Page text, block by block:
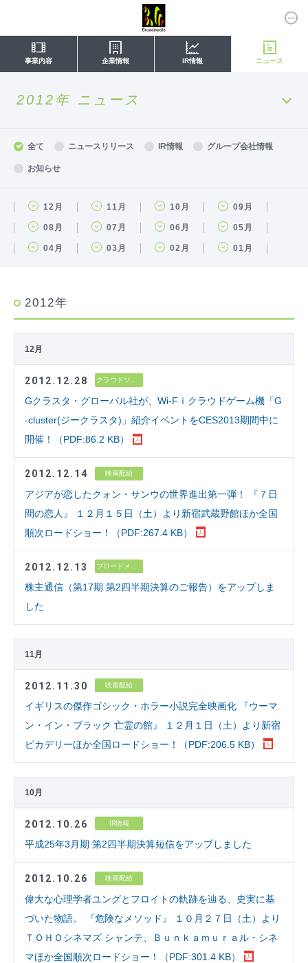
事業内容 企業情報 IR情報 ニュース
2012年 ニュース
全て ニュースリリース IR情報 グループ会社情報
お知らせ
12月 11月 10月 09月
08月 07月 06月 05月
04月 03月 02月 01月
2012年
12月
2012.12.28 クラウドソリューション
Gクラスタ・グローバル社が、Wi-Fｉクラウドゲーム機「G
-cluster(ジークラスタ)」紹介イベントをCES2013期間中に
開催！（PDF:86.2 KB）
2012.12.14 映画配給
アジアが恋したクォン・サンウの世界進出第一弾！ 『７日
間の恋人』 １２月１５日（土）より新宿武蔵野館ほか全国
順次ロードショー！（PDF:267.4 KB）
2012.12.13
株主通信（第17期 第2四半期決算のご報告）をアップしま
した
11月
2012.11.30 映画配給
イギリスの傑作ゴシック・ホラー小説完全映画化 『ウーマ
ン・イン・ブラック 亡霊の館』 １２月１日（土）より新宿
ピカデリーほか全国ロードショー！（PDF:206.5 KB）
10月
2012.10.26 IR情報
平成25年3月期 第2四半期決算短信をアップしました
2012.10.26 映画配給
偉大な心理学者ユングとフロイトの軌跡を辿る、史実に基
づいた物語。 『危険なメソッド』 １０月２７日（土）より
ＴＯＨＯシネマズ シャンテ、Ｂｕｎｋａｍｕｒａル・シネ
マほか全国順次ロードショー！（PDF:301.4 KB）